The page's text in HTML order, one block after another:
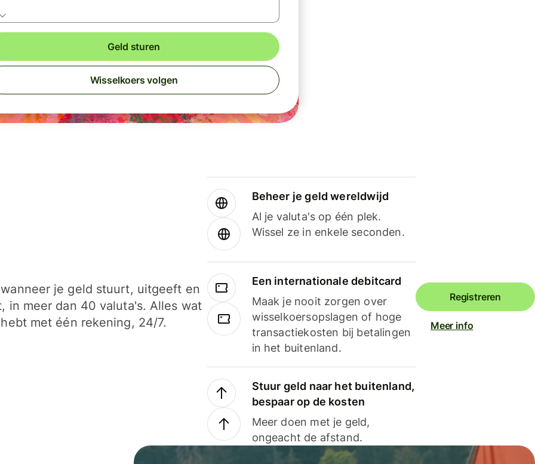
Geld sturen
Wisselkoers volgen
je geld stuurt, uitgeeft en
in meer dan 40 valuta's. Alles wat
met één rekening, 24/7.
Beheer je geld wereldwijd
Al je valuta's op één plek.
Wissel ze in enkele seconden.
Een internationale debitcard
Maak je nooit zorgen over
wisselkoersopslagen of hoge
transactiekosten bij betalingen
in het buitenland.
Stuur geld naar het buitenland,
bespaar op de kosten
Meer doen met je geld,
ongeacht de afstand.
Registreren
Meer info